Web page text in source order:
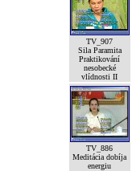
TV_907
Sila Paramita
Praktikování
nesobecké
vlídnosti II
TV_886
Meditácia dobíja
energiu